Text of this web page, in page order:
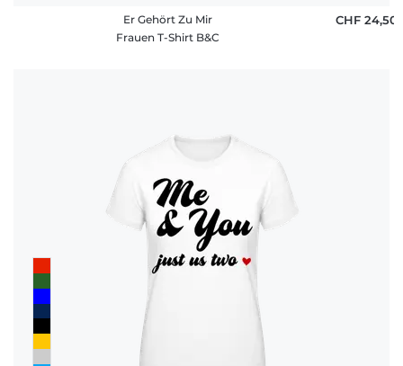
Er Gehört Zu Mir
Frauen T-Shirt B&C
CHF 24,50